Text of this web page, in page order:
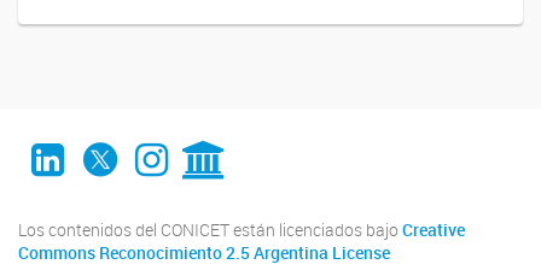
LinkedIn
Twitter
Instagram
CONICET Digital
Los contenidos del CONICET están licenciados bajo Creative
Commons Reconocimiento 2.5 Argentina License